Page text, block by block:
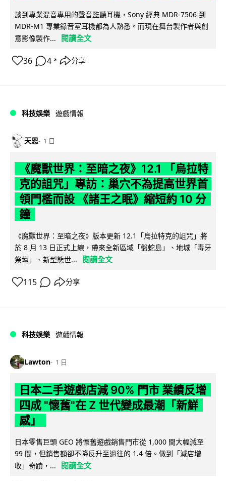
談到專業混音專用的聲音監聽耳機，Sony 經典 MDR-7506 到
MDR-M1 專業錄音室耳機都為人熟悉。而現在舞台製作者與創
意影像製作...
閱讀全文
36 4 ↗ 分享
科技娛樂 遊戲情報
天恩 1 日
《魔獸世界：至暗之夜》12.1 「烏拉特
克的詛咒」專訪：巢穴不為提高世界首
領門檻而設 《諸王之眠》縮短約 10 分
鐘
《魔獸世界：至暗之夜》版本更新 12.1「烏拉特克的詛咒」將
於 8 月 13 日正式上線，帶來全新區域「盤蛇島」、地城「毒牙
祭壇」、新型態世...
閱讀全文
115 分享
科技娛樂 遊戲情報
Lawton 1 日
日本二手遊戲店減 90% 門市 業績反增
四成 "懷舊"在 Z 世代變成最潮「新鮮
感」
日本零售巨頭 GEO 將懷舊遊戲銷售門市從 1,000 間大幅減至
99 間，但銷售額卻不降反升至過往的 1.4 倍。做到「減店增
收」奇蹟，...
閱讀全文